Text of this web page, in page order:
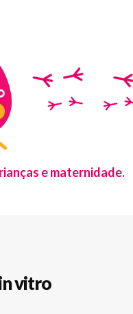
e maternidade.
vitro